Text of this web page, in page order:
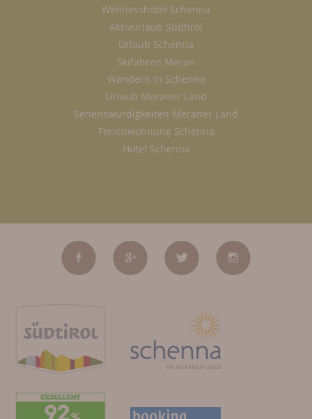
Wellnesshotel Schenna
Aktivurlaub Südtirol
Urlaub Schenna
Skifahren Meran
Wandern in Schenna
Urlaub Meraner Land
Sehenswürdigkeiten Meraner Land
Ferienwohnung Schenna
Hotel Schenna